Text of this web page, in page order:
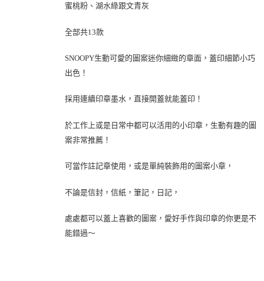
蜜桃粉、湖水綠跟文青灰
全部共13款
SNOOPY生動可愛的圖案迷你細緻的章面，蓋印細節小巧
出色！
採用連續印章墨水，直接開蓋就能蓋印！
於工作上或是日常中都可以活用的小印章，生動有趣的圖
案非常推薦！
可當作註記章使用，或是單純裝飾用的圖案小章，
不論是信封，信紙，筆記，日記，
處處都可以蓋上喜歡的圖案，愛好手作與印章的你更是不
能錯過～